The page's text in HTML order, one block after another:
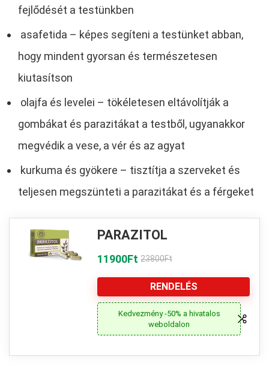
fejlődését a testünkben
asafetida – képes segíteni a testünket abban,
hogy mindent gyorsan és természetesen
kiutasítson
olajfa és levelei – tökéletesen eltávolítják a
gombákat és parazitákat a testből, ugyanakkor
megvédik a vese, a vér és az agyat
kurkuma és gyökere – tisztítja a szerveket és
teljesen megszünteti a parazitákat és a férgeket
PARAZITOL
11900Ft 23800Ft
RENDELÉS
Kedvezmény -50% a hivatalos
weboldalon